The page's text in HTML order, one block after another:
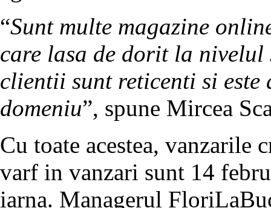
“Sunt multe magazine
care lasa de dorit la
clientii sunt reticenti si
domeniu”, spune Mircea
Cu toate acestea, vanzarile
varf in vanzari sunt 14
iarna. Managerul